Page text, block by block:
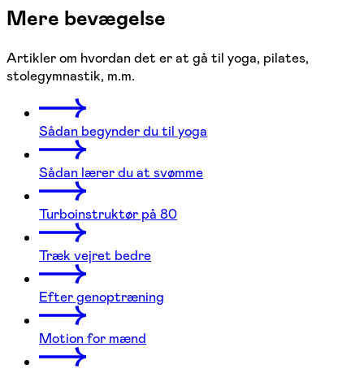
Mere bevægelse
Artikler om hvordan det er at gå til yoga, pilates,
stolegymnastik, m.m.
Sådan begynder du til yoga
Sådan lærer du at svømme
Turboinstruktør på 80
Træk vejret bedre
Efter genoptræning
Motion for mænd